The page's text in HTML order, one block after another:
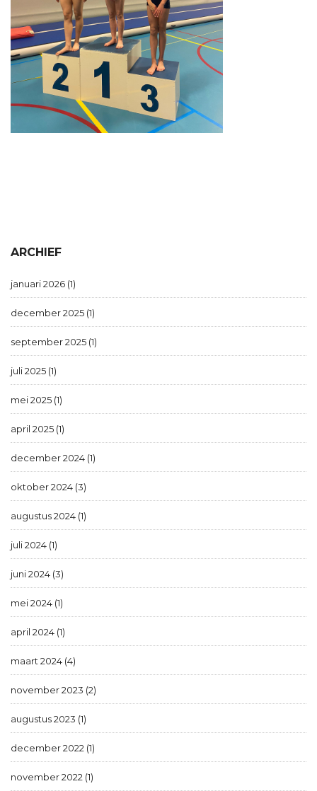
ARCHIEF
januari 2026 (1)
december 2025 (1)
september 2025 (1)
juli 2025 (1)
mei 2025 (1)
april 2025 (1)
december 2024 (1)
oktober 2024 (3)
augustus 2024 (1)
juli 2024 (1)
juni 2024 (3)
mei 2024 (1)
april 2024 (1)
maart 2024 (4)
november 2023 (2)
augustus 2023 (1)
december 2022 (1)
november 2022 (1)